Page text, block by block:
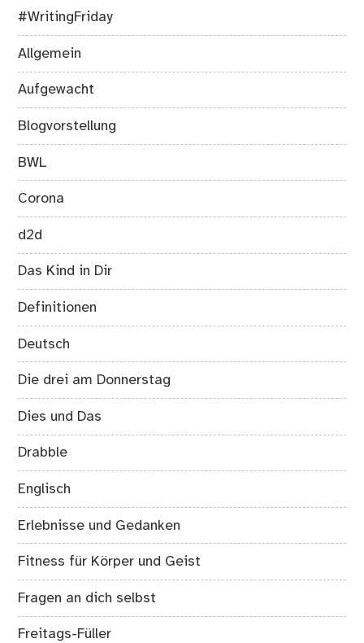
#WritingFriday
Allgemein
Aufgewacht
Blogvorstellung
BWL
Corona
d2d
Das Kind in Dir
Definitionen
Deutsch
Die drei am Donnerstag
Dies und Das
Drabble
Englisch
Erlebnisse und Gedanken
Fitness für Körper und Geist
Fragen an dich selbst
Freitags-Füller